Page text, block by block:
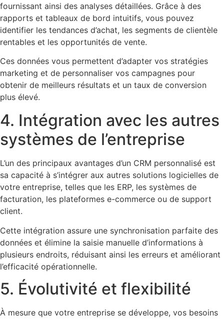
fournissant ainsi des analyses détaillées. Grâce à des
rapports et tableaux de bord intuitifs, vous pouvez
identifier les tendances d’achat, les segments de clientèle
rentables et les opportunités de vente.
Ces données vous permettent d’adapter vos stratégies
marketing et de personnaliser vos campagnes pour
obtenir de meilleurs résultats et un taux de conversion
plus élevé.
4. Intégration avec les autres
systèmes de l’entreprise
L’un des principaux avantages d’un CRM personnalisé est
sa capacité à s’intégrer aux autres solutions logicielles de
votre entreprise, telles que les ERP, les systèmes de
facturation, les plateformes e-commerce ou de support
client.
Cette intégration assure une synchronisation parfaite des
données et élimine la saisie manuelle d’informations à
plusieurs endroits, réduisant ainsi les erreurs et améliorant
l’efficacité opérationnelle.
5. Évolutivité et flexibilité
À mesure que votre entreprise se développe, vos besoins